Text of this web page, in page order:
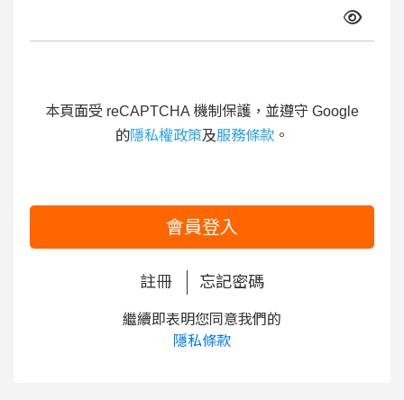
本頁面受 reCAPTCHA 機制保護，並遵守 Google
的隱私權政策及服務條款 。
會員登入
註冊 忘記密碼
繼續即表明您同意我們的
隱私條款